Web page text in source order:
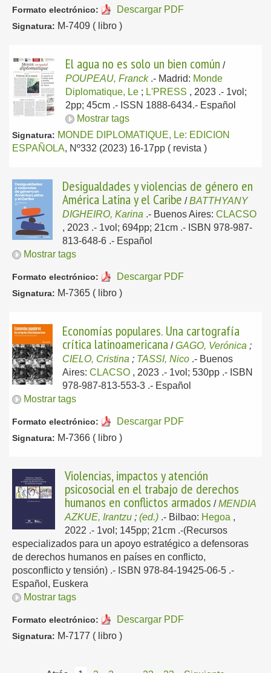
Formato electrónico: Descargar PDF
Signatura: M-7409 ( libro )
El agua no es solo un bien común /
POUPEAU, Franck .- Madrid: Monde
Diplomatique, Le ; L'PRESS , 2023 .- 1vol;
2pp; 45cm .- ISSN 1888-6434.- Español
Mostrar tags
Signatura: MONDE DIPLOMATIQUE, Le: EDICION
ESPAÑOLA, Nº332 (2023) 16-17pp ( revista )
Desigualdades y violencias de género en
América Latina y el Caribe /BATTHYANY
DIGHEIRO, Karina .- Buenos Aires: CLACSO
, 2023 .- 1vol; 694pp; 21cm .- ISBN 978-987-
813-648-6 .- Español
Mostrar tags
Formato electrónico: Descargar PDF
Signatura: M-7365 ( libro )
Economías populares. Una cartografía
crítica latinoamericana /GAGO, Verónica ;
CIELO, Cristina ; TASSI, Nico .- Buenos
Aires: CLACSO , 2023 .- 1vol; 530pp .- ISBN
978-987-813-553-3 .- Español
Mostrar tags
Formato electrónico: Descargar PDF
Signatura: M-7366 ( libro )
Violencias, impactos y atención
psicosocial en el trabajo de derechos
humanos en conflictos armados /MENDIA
AZKUE, Irantzu ; (ed.) .- Bilbao: Hegoa ,
2022 .- 1vol; 145pp; 21cm .-(Recursos
especializados para un apoyo estratégico a defensoras
de derechos humanos en países en conflicto,
posconflicto y tensión) .- ISBN 978-84-19425-06-5 .-
Español, Euskera
Mostrar tags
Formato electrónico: Descargar PDF
Signatura: M-7177 ( libro )